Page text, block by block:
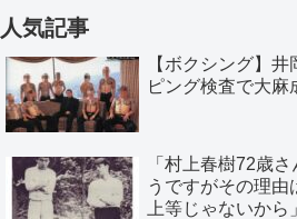
人気記事
【ボクシング】
ピング検査で大麻
「村上春樹72歳
うですがその理
上等じゃないから」